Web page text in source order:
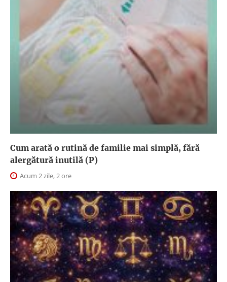
Cum arată o rutină de familie mai simplă, fără
alergătură inutilă (P)
Acum 2 zile, 2 ore